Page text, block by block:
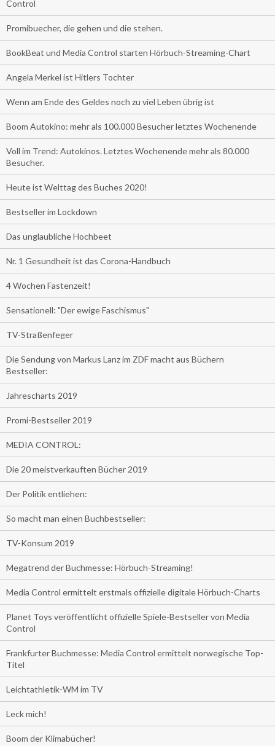
Control
Promibuecher, die gehen und die stehen.
BookBeat und Media Control starten Hörbuch-Streaming-Chart
Angela Merkel ist Hitlers Tochter
Wenn am Ende des Geldes noch zu viel Leben übrig ist
Boom Autokino: mehr als 100.000 Besucher letztes Wochenende
Voll im Trend: Autokinos. Letztes Wochenende mehr als 80.000
Besucher.
Heute ist Welttag des Buches 2020!
Bestseller im Lockdown
Das unglaubliche Hochbeet
Nr. 1 Gesundheit ist das Corona-Handbuch
4 Wochen Fastenzeit!
Sensationell: "Der ewige Faschismus"
TV-Straßenfeger
Die Sendung von Markus Lanz im ZDF macht aus Büchern
Bestseller:
Jahrescharts 2019
Promi-Bestseller 2019
MEDIA CONTROL:
Die 20 meistverkauften Bücher 2019
Der Politik entliehen:
So macht man einen Buchbestseller:
TV-Konsum 2019
Megatrend der Buchmesse: Hörbuch-Streaming!
Media Control ermittelt erstmals offizielle digitale Hörbuch-Charts
Planet Toys veröffentlicht offizielle Spiele-Bestseller von Media
Control
Frankfurter Buchmesse: Media Control ermittelt norwegische Top-
Titel
Leichtathletik-WM im TV
Leck mich!
Boom der Klimabücher!